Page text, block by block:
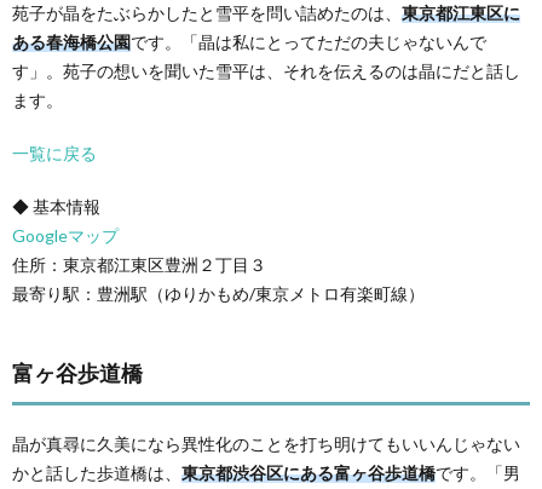
苑子が晶をたぶらかしたと雪平を問い詰めたのは、 東京都江東区に
ある春海橋公園です。「晶は私にとってただの夫じゃないんで
す」。苑子の想いを聞いた雪平は、それを伝えるのは晶にだと話し
ます。
一覧に戻る
◆ 基本情報
Googleマップ
住所：東京都江東区豊洲２丁目３
最寄り駅：豊洲駅（ゆりかもめ/東京メトロ有楽町線）
富ヶ谷歩道橋
晶が真尋に久美になら異性化のことを打ち明けてもいいんじゃない
かと話した歩道橋は、 東京都渋谷区にある富ヶ谷歩道橋です。「男